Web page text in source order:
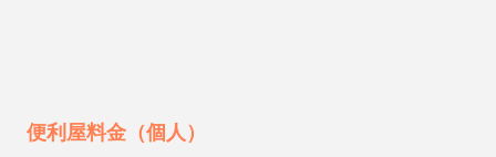
便利屋料金（個人）